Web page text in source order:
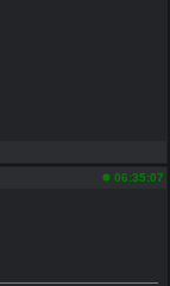
06:35:07